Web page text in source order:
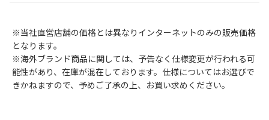
※当社直営店舗の価格とは異なりインターネットのみの販売価格
となります。
※海外ブランド商品に関しては、予告なく仕様変更が行われる可
能性があり、在庫が混在しております。仕様についてはお選びで
きかねますので、予めご了承の上、お買い求めください。